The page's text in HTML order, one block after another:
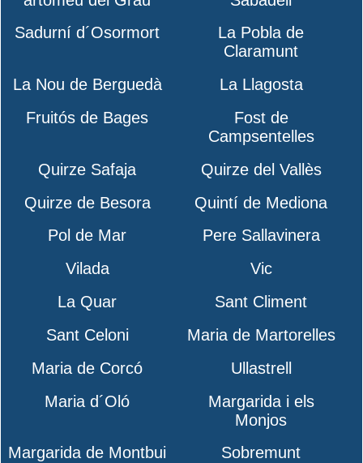
Sadurní d´Osormort
La Pobla de
Claramunt
La Nou de Berguedà
La Llagosta
Fruitós de Bages
Fost de
Campsentelles
Quirze Safaja
Quirze del Vallès
Quirze de Besora
Quintí de Mediona
Pol de Mar
Pere Sallavinera
Vilada
Vic
La Quar
Sant Climent
Sant Celoni
Maria de Martorelles
Maria de Corcó
Ullastrell
Maria d´Oló
Margarida i els
Monjos
Margarida de Montbui
Sobremunt